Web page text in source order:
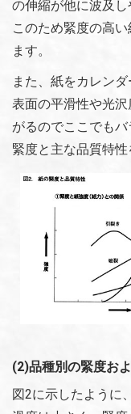
の伸縮が他に波及し
このため緊度の高
ます。
また、紙をカレン
表面の平滑性や光
がるのでここでも
緊度と主な品質特性
(2)品種別の緊度お
図2に示したように